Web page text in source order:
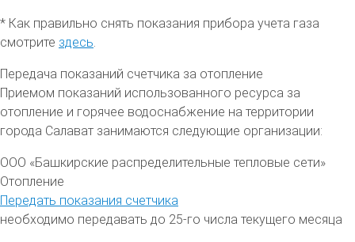
* Как правильно снять показания прибора учета газа
смотрите здесь
Передача показаний счетчика за отопление
Приемом показаний использованного ресурса за
отопление и горячее водоснабжение на территории
города Салават занимаются следующие организации:
ООО «Башкирские распределительные тепловые сети»
Отопление
Передать показания счетчика
необходимо передавать до 25-го числа текущего месяца